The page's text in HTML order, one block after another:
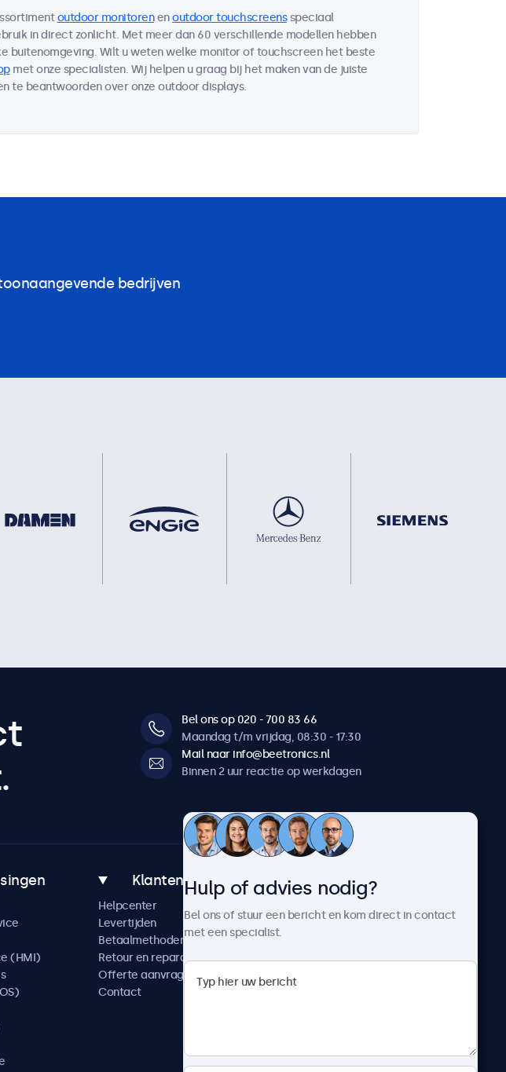
outdoor monitorenenoutdoor touchscreensspeciaal
in direct zonlicht. Met meer dan 60 verschillende modellen hebben
buitenomgeving. Wilt u weten welke monitor of touchscreen het beste
met onze specialisten. Wij helpen u graag bij het maken van de juiste
te beantwoorden over onze outdoor displays.
bedrijven
Bel ons op 020 - 700 83 66
Maandag t/m vrijdag, 08:30 - 17:30
Mail naar info@beetronics.nl
Binnen 2 uur reactie op werkdagen
(HMI)
Klantenservice
Helpcenter
Levertijden
Betaalmethoden
Retour en reparatie
Offerte aanvragen
Contact
Over Beetronics
Nieuws en updates
Werken bij Beetronics
Algemene voorwaarden
Hulp of advies nodig?
Bel ons of stuur een bericht en kom direct in contact
met een specialist.